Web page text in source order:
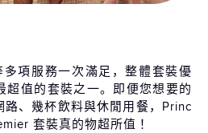
項服務一次滿足，整體套裝優
超值的套裝之一。即便您想要的
路、幾杯飲料與休閒用餐，Princ
套裝真的物超所值！